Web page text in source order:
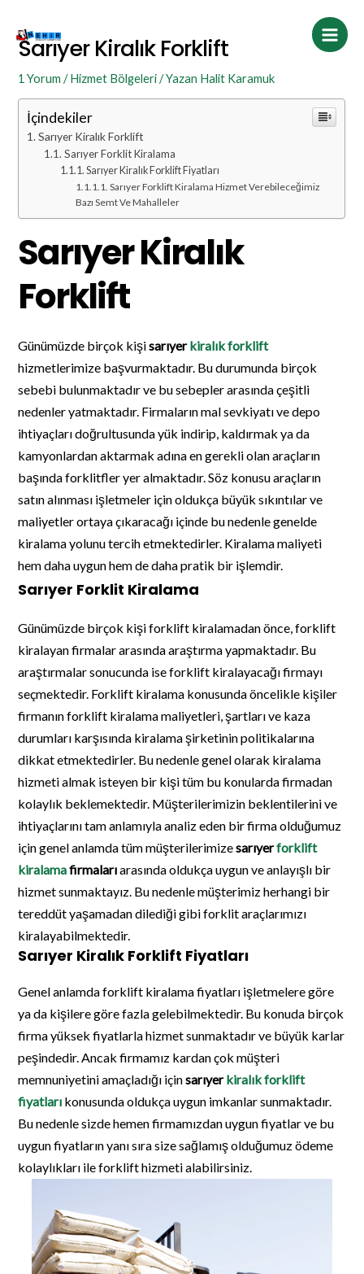
atla
Main
Sarıyer Kiralık Forklift
1 Yorum /Hizmet Bölgeleri/ Yazan Halit Karamuk
İçindekiler
Sarıyer Kiralık Forklift
Sarıyer Forklit Kiralama
Sarıyer Kiralık Forklift Fiyatları
Sarıyer Forklift Kiralama Hizmet Verebileceğimiz
Bazı Semt Ve Mahalleler
Sarıyer Kiralık
Forklift
Günümüzde birçok kişisarıyerkiralık forklift
hizmetlerimize başvurmaktadır. Bu durumunda birçok
sebebi bulunmaktadır ve bu sebepler arasında çeşitli
nedenler yatmaktadır. Firmaların mal sevkiyatı ve depo
ihtiyaçları doğrultusunda yük indirip, kaldırmak ya da
kamyonlardan aktarmak adına en gerekli olan araçların
başında forklitfler yer almaktadır. Söz konusu araçların
satın alınması işletmeler için oldukça büyük sıkıntılar ve
maliyetler ortaya çıkaracağı içinde bu nedenle genelde
kiralama yolunu tercih etmektedirler. Kiralama maliyeti
hem daha uygun hem de daha pratik bir işlemdir.
Sarıyer Forklit Kiralama
Günümüzde birçok kişi forklift kiralamadan önce, forklift
kiralayan firmalar arasında araştırma yapmaktadır. Bu
araştırmalar sonucunda ise forklift kiralayacağı firmayı
seçmektedir. Forklift kiralama konusunda öncelikle kişiler
firmanın forklift kiralama maliyetleri, şartları ve kaza
durumları karşısında kiralama şirketinin politikalarına
dikkat etmektedirler. Bu nedenle genel olarak kiralama
hizmeti almak isteyen bir kişi tüm bu konularda firmadan
kolaylık beklemektedir. Müşterilerimizin beklentilerini ve
ihtiyaçlarını tam anlamıyla analiz eden bir firma olduğumuz
için genel anlamda tüm müşterilerimizesarıyerforklift
kiralamafirmalarıarasında oldukça uygun ve anlayışlı bir
hizmet sunmaktayız. Bu nedenle müşterimiz herhangi bir
tereddüt yaşamadan dilediği gibi forklit araçlarımızı
kiralayabilmektedir.
Sarıyer Kiralık Forklift Fiyatları
Genel anlamda forklift kiralama fiyatları işletmelere göre
ya da kişilere göre fazla gelebilmektedir. Bu konuda birçok
firma yüksek fiyatlarla hizmet sunmaktadır ve büyük karlar
peşindedir. Ancak firmamız kardan çok müşteri
memnuniyetini amaçladığı içinsarıyerkiralık forklift
fiyatları konusunda oldukça uygun imkanlar sunmaktadır.
Bu nedenle sizde hemen firmamızdan uygun fiyatlar ve bu
uygun fiyatların yanı sıra size sağlamış olduğumuz ödeme
kolaylıkları ile forklift hizmeti alabilirsiniz.
navigation